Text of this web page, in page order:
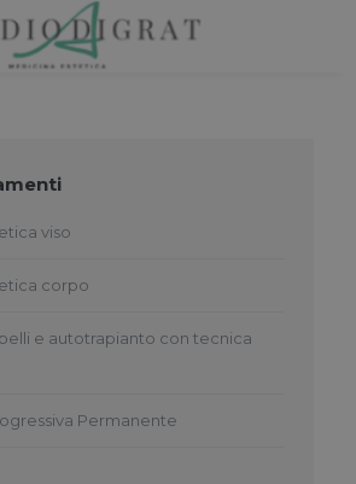
viso
corpo
e autotrapianto con tecnica
Permanente